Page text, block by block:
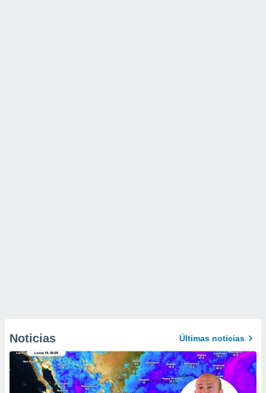
Noticias Últimas noticias